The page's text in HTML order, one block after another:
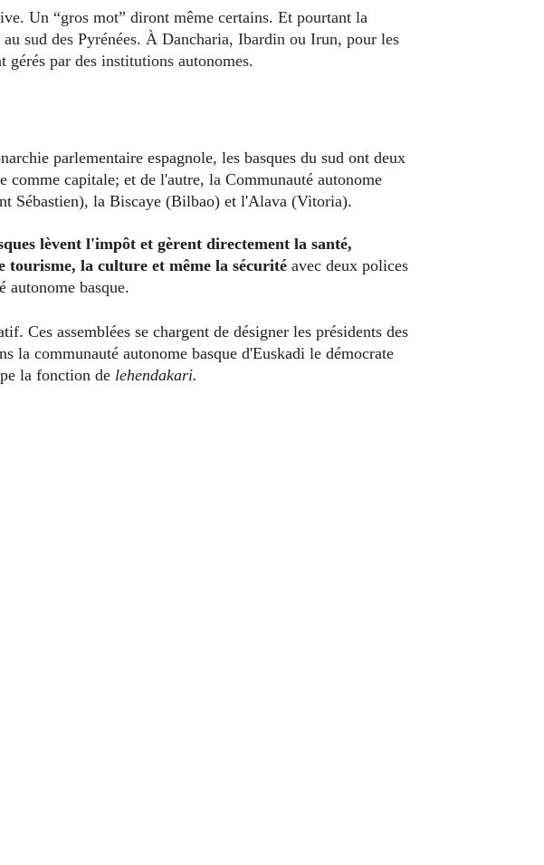
sud des Pyrénées. À Dancharia, Ibardin ou Irun, pour les
gérés par des institutions autonomes.
comme capitale; et de l'autre, la Communauté autonome
Sébastien), la Biscaye (Bilbao) et l'Alava (Vitoria).
lèvent l'impôt et gèrent directement la santé,
tourisme, la culture et même la sécurité avec deux polices
autonome basque.
la communauté autonome basque d'Euskadi le démocrate
la fonction de lehendakari.